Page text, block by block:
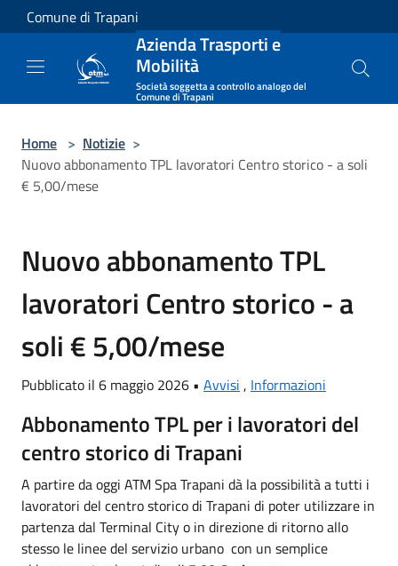
Salta al contenuto principale
Comune di Trapani
Azienda Trasporti e
Mobilità
Società soggetta a controllo analogo del
Comune di Trapani
Home > Notizie >
Nuovo abbonamento TPL lavoratori Centro storico - a soli
€ 5,00/mese
Nuovo abbonamento TPL
lavoratori Centro storico - a
soli € 5,00/mese
Pubblicato il 6 maggio 2026 • Avvisi , Informazioni
Abbonamento TPL per i lavoratori del
centro storico di Trapani
A partire da oggi ATM Spa Trapani dà la possibilità a tutti i
lavoratori del centro storico di Trapani di poter utilizzare in
partenza dal Terminal City o in direzione di ritorno allo
stesso le linee del servizio urbano con un semplice